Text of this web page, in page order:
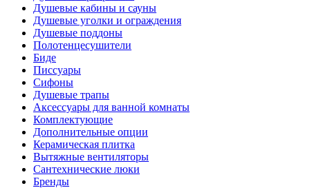
Душевые кабины и сауны
Душевые уголки и ограждения
Душевые поддоны
Полотенцесушители
Биде
Писсуары
Сифоны
Душевые трапы
Аксессуары для ванной комнаты
Комплектующие
Дополнительные опции
Керамическая плитка
Вытяжные вентиляторы
Сантехнические люки
Бренды